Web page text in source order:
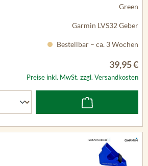
Green
Garmin LVS32 Geber
Bestellbar – ca. 3 Wochen
39,95 €
Preise inkl. MwSt. zzgl. Versandkosten